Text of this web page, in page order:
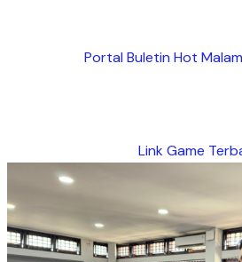
Portal Buletin Hot
Link Game